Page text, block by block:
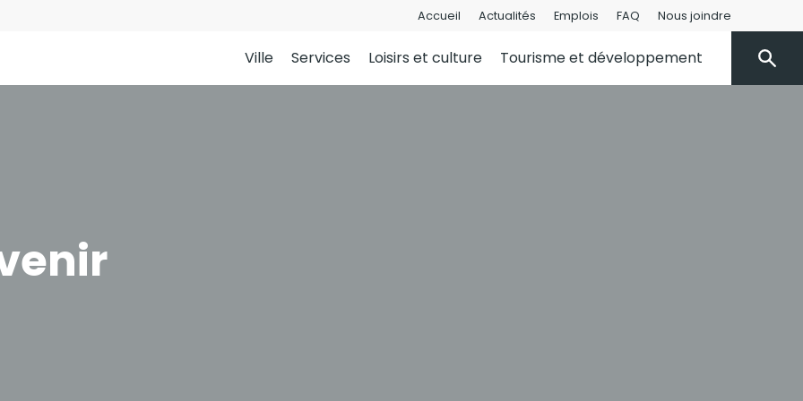
Accueil Actualités Emplois FAQ Nous joindre
Ville Services Loisirs et culture Tourisme et développement